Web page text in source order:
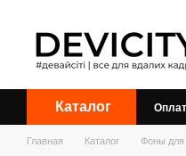
Каталог
Главная Каталог Фоны